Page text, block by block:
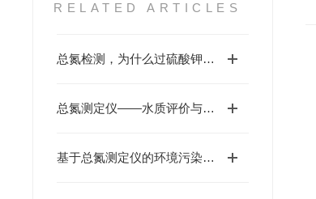
RELATED ARTICLES
总氮检测，为什么过硫酸钾配制是关键？这些细节做不好，数据全白做
总氮测定仪——水质评价与污染控制的重要工具
基于总氮测定仪的环境污染监测技术研究